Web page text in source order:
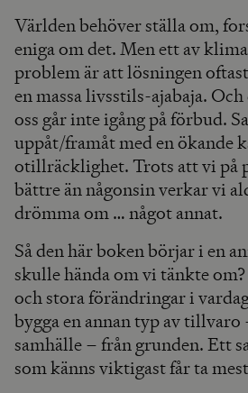
Världen behöver ställa om,
eniga om det. Men ett av
problem är att lösningen
en massa livsstils-ajabaja.
oss går inte igång på förbud.
uppåt/framåt med en ökande
otillräcklighet. Trots att vi på
bättre än någonsin verkar vi
drömma om … något annat.
Så den här boken börjar i en
skulle hända om vi tänkte
och stora förändringar i
bygga en annan typ av tillvaro
samhälle – från grunden. Ett
som känns viktigast får ta